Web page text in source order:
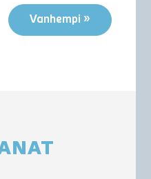
Vanhempi »